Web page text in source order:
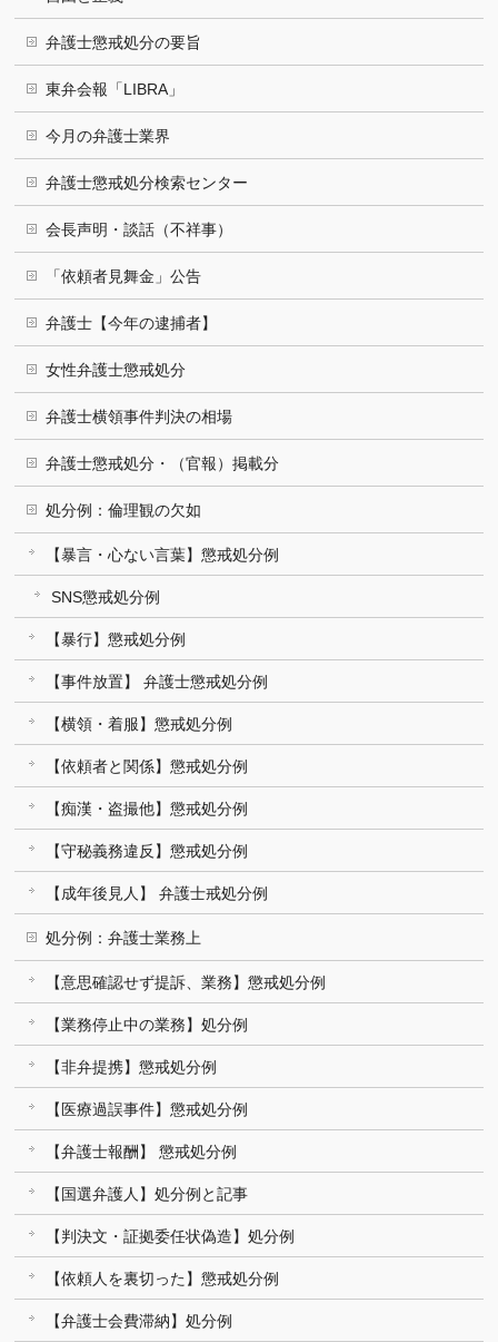
弁護士懲戒処分の要旨
東弁会報「LIBRA」
今月の弁護士業界
弁護士懲戒処分検索センター
会長声明・談話（不祥事）
「依頼者見舞金」公告
弁護士【今年の逮捕者】
女性弁護士懲戒処分
弁護士横領事件判決の相場
弁護士懲戒処分・（官報）掲載分
処分例：倫理観の欠如
【暴言・心ない言葉】懲戒処分例
SNS懲戒処分例
【暴行】懲戒処分例
【事件放置】 弁護士懲戒処分例
【横領・着服】懲戒処分例
【依頼者と関係】懲戒処分例
【痴漢・盗撮他】懲戒処分例
【守秘義務違反】懲戒処分例
【成年後見人】 弁護士戒処分例
処分例：弁護士業務上
【意思確認せず提訴、業務】懲戒処分例
【業務停止中の業務】処分例
【非弁提携】懲戒処分例
【医療過誤事件】懲戒処分例
【弁護士報酬】 懲戒処分例
【国選弁護人】処分例と記事
【判決文・証拠委任状偽造】処分例
【依頼人を裏切った】懲戒処分例
【弁護士会費滞納】処分例